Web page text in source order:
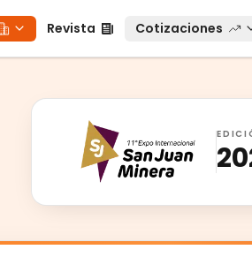
Revista
Revista Cotizaciones
Cotizaciones